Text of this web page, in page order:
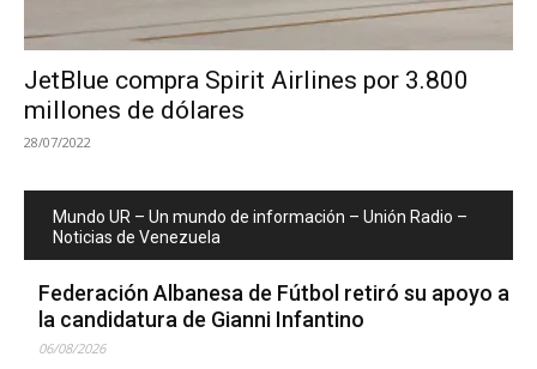
JetBlue compra Spirit Airlines por 3.800
millones de dólares
28/07/2022
Mundo UR – Un mundo de información – Unión Radio –
Noticias de Venezuela
Federación Albanesa de Fútbol retiró su apoyo a
la candidatura de Gianni Infantino
06/08/2026